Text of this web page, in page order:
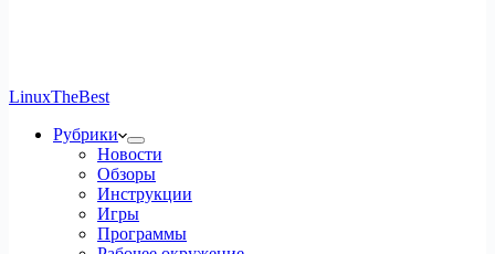
LinuxTheBest
Рубрики
Новости
Обзоры
Инструкции
Игры
Программы